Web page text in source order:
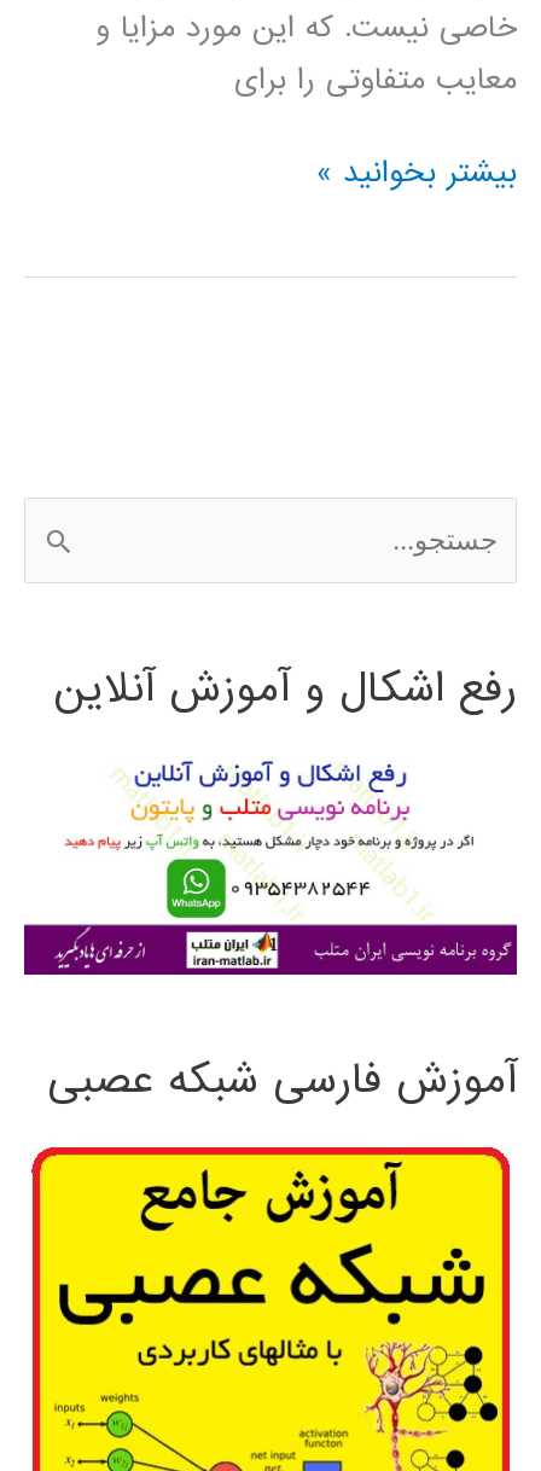
خاصی نیست. که این مورد مزایا و
معایب متفاوتی را برای
دانلود
آموزش
بیشتر بخوانید »
س
ج
ی
رفع اشکال و آموزش آنلاین
آموزش فارسی شبکه عصبی